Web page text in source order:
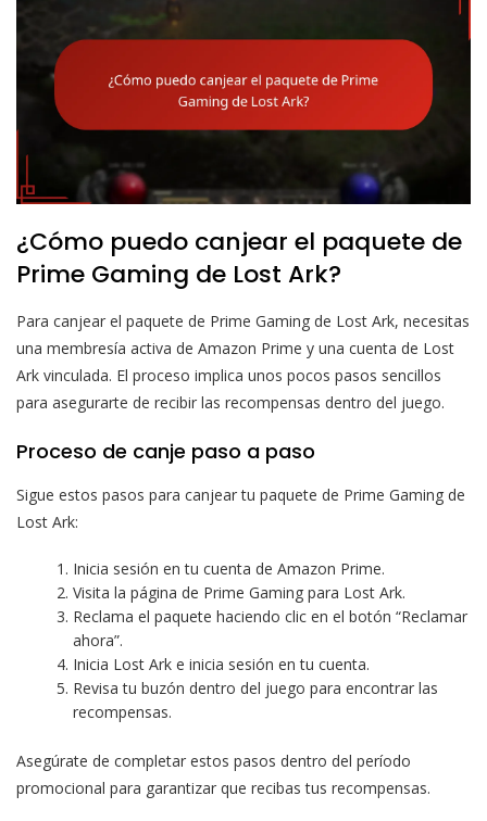
¿Cómo puedo canjear el paquete de
Prime Gaming de Lost Ark?
Para canjear el paquete de Prime Gaming de Lost Ark, necesitas
una membresía activa de Amazon Prime y una cuenta de Lost
Ark vinculada. El proceso implica unos pocos pasos sencillos
para asegurarte de recibir las recompensas dentro del juego.
Proceso de canje paso a paso
Sigue estos pasos para canjear tu paquete de Prime Gaming de
Lost Ark:
Inicia sesión en tu cuenta de Amazon Prime.
Visita la página de Prime Gaming para Lost Ark.
Reclama el paquete haciendo clic en el botón “Reclamar
ahora”.
Inicia Lost Ark e inicia sesión en tu cuenta.
Revisa tu buzón dentro del juego para encontrar las
recompensas.
Asegúrate de completar estos pasos dentro del período
promocional para garantizar que recibas tus recompensas.